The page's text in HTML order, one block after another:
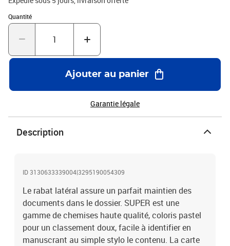
(feuillets 80gr.) : 200Format extérieur : 24x32cmFermeture : Sans
fermeture
Quantité
Quantité : 1
Ajouter au panier
Garantie légale
Description
ID 3130633339004|3295190054309
Le rabat latéral assure un parfait maintien des
documents dans le dossier. SUPER est une
gamme de chemises haute qualité, coloris pastel
pour un classement doux, facile à identifier en
manuscrant au simple stylo le contenu. La carte